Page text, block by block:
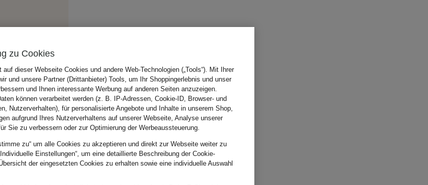
zu Cookies
auf dieser Webseite Cookies und andere Web-Technologien („Tools“). Mit Ihrer
und unsere Partner (Drittanbieter) Tools, um Ihr Shoppingerlebnis und unser
und Ihnen interessante Werbung auf anderen Seiten anzuzeigen.
können verarbeitet werden (z. B. IP-Adressen, Cookie-ID, Browser- und
Nutzerverhalten), für personalisierte Angebote und Inhalte in unserem Shop,
aufgrund Ihres Nutzerverhaltens auf unserer Webseite, Analyse unserer
Sie zu verbessern oder zur Optimierung der Werbeaussteuerung.
zu“ um alle Cookies zu akzeptieren und direkt zur Webseite weiter zu
Einstellungen“, um eine detaillierte Beschreibung der Cookie-
der eingesetzten Cookies zu erhalten sowie eine individuelle Auswahl